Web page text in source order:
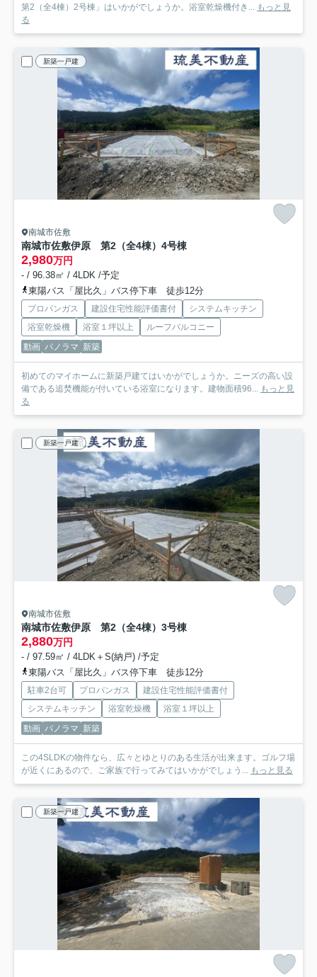
第2（全4棟）2号棟」はいかがでしょうか。浴室乾燥機付き... もっと見
る
新築一戸建
南城市佐敷
南城市佐敷伊原 第2（全4棟）4号棟
2,980万円
- / 96.38㎡ / 4LDK /予定
東陽バス「屋比久」バス停下車 徒歩12分
プロパンガス 建設住宅性能評価書付
システムキッチン
浴室乾燥機
浴室１坪以上
ルーフバルコニー
動画 パノラマ 新築
初めてのマイホームに新築戸建てはいかがでしょうか。ニーズの高い設
備である追焚機能が付いている浴室になります。建物面積96... もっと見
る
新築一戸建
南城市佐敷
南城市佐敷伊原 第2（全4棟）3号棟
2,880万円
- / 97.59㎡ / 4LDK＋S(納戸) /予定
東陽バス「屋比久」バス停下車 徒歩12分
駐車2台可 プロパンガス
建設住宅性能評価書付
システムキッチン
浴室乾燥機
浴室１坪以上
動画 パノラマ 新築
この4SLDKの物件なら、広々とゆとりのある生活が出来ます。ゴルフ場
が近くにあるので、ご家族で行ってみてはいかがでしょう... もっと見る
新築一戸建